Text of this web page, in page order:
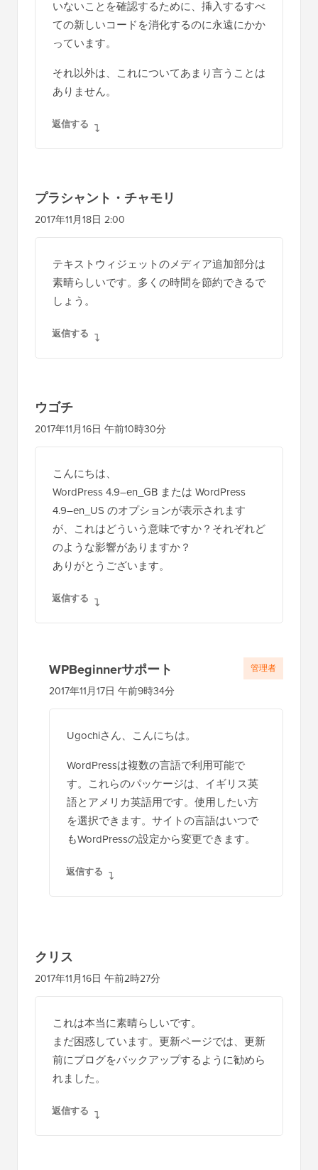
いないことを確認するために、挿入するすべ
ての新しいコードを消化するのに永遠にかか
っています。
それ以外は、これについてあまり言うことは
ありません。
返信する
プラシャント・チャモリ
2017年11月18日 2:00
テキストウィジェットのメディア追加部分は
素晴らしいです。多くの時間を節約できるで
しょう。
返信する
ウゴチ
2017年11月16日 午前10時30分
こんにちは、
WordPress 4.9–en_GB または WordPress
4.9–en_US のオプションが表示されます
が、これはどういう意味ですか？それぞれど
のような影響がありますか？
ありがとうございます。
返信する
WPBeginnerサポート
2017年11月17日 午前9時34分
Ugochiさん、こんにちは。
WordPressは複数の言語で利用可能で
す。これらのパッケージは、イギリス英
語とアメリカ英語用です。使用したい方
を選択できます。サイトの言語はいつで
もWordPressの設定から変更できます。
返信する
管理者
クリス
2017年11月16日 午前2時27分
これは本当に素晴らしいです。
まだ困惑しています。更新ページでは、更新
前にブログをバックアップするように勧めら
れました。
返信する